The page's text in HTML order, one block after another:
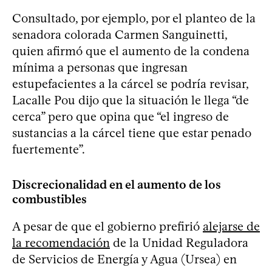
Consultado, por ejemplo, por el planteo de la
senadora colorada Carmen Sanguinetti,
quien afirmó que el aumento de la condena
mínima a personas que ingresan
estupefacientes a la cárcel se podría revisar,
Lacalle Pou dijo que la situación le llega “de
cerca” pero que opina que “el ingreso de
sustancias a la cárcel tiene que estar penado
fuertemente”.
Discrecionalidad en el aumento de los
combustibles
A pesar de que el gobierno prefirió alejarse de
la recomendación de la Unidad Reguladora
de Servicios de Energía y Agua (Ursea) en